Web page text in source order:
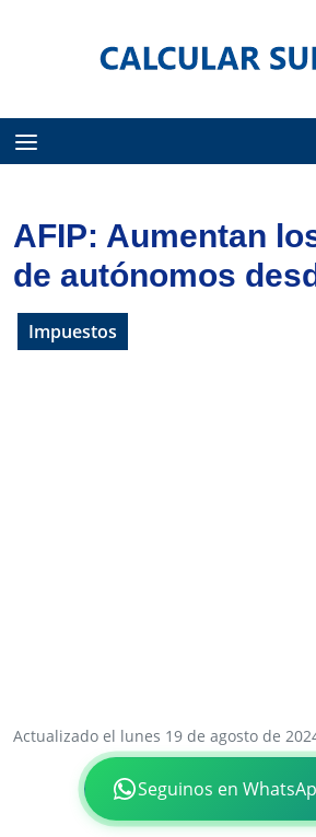
AFIP: Aumentan
de autónomos
Impuestos
Actualizado el lunes 19 de agosto de
Seguinos en